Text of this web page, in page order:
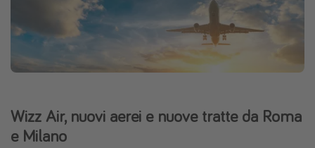
Wizz Air, nuovi aerei e nuove tratte da Roma
e Milano